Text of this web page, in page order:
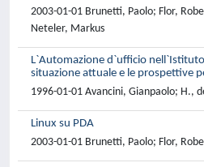
2003-01-01 Brunetti, Paolo; Flor,
Neteler, Markus
L`Automazione d`ufficio
situazione attuale e le prospettive
1996-01-01 Avancini, Gianpaolo; H.,
Linux su PDA
2003-01-01 Brunetti, Paolo; Flor,